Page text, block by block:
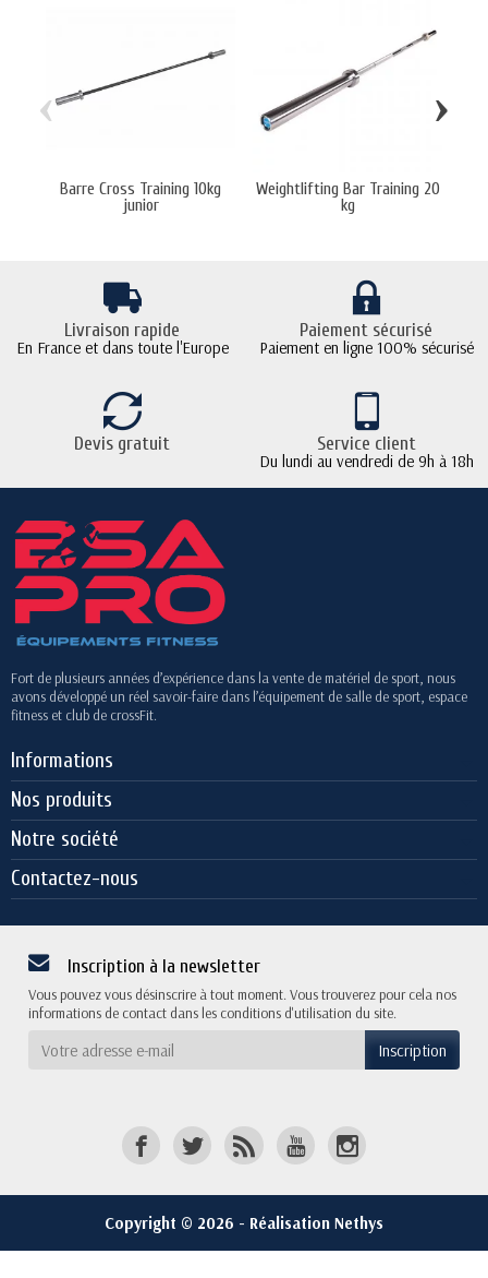
Barre Cross Training 10kg
junior
Weightlifting Bar Training 20
kg
‹ ›
Livraison rapide
En France et dans toute l'Europe
Paiement sécurisé
Paiement en ligne 100% sécurisé
Devis gratuit Service client
Du lundi au vendredi de 9h à 18h
Fort de plusieurs années d’expérience dans la vente de matériel de sport, nous
avons développé un réel savoir-faire dans l’équipement de salle de sport, espace
fitness et club de crossFit.
Informations
Nos produits
Notre société
Contactez-nous
Inscription à la newsletter
Vous pouvez vous désinscrire à tout moment. Vous trouverez pour cela nos
informations de contact dans les conditions d'utilisation du site.
Copyright © 2026 - Réalisation Nethys